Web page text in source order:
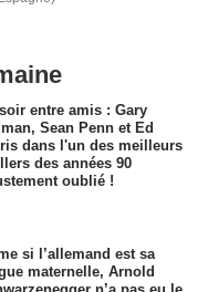
entre amis : Gary
Sean Penn et Ed
dans l'un des meilleurs
des années 90
oublié !
si l’allemand est sa
maternelle, Arnold